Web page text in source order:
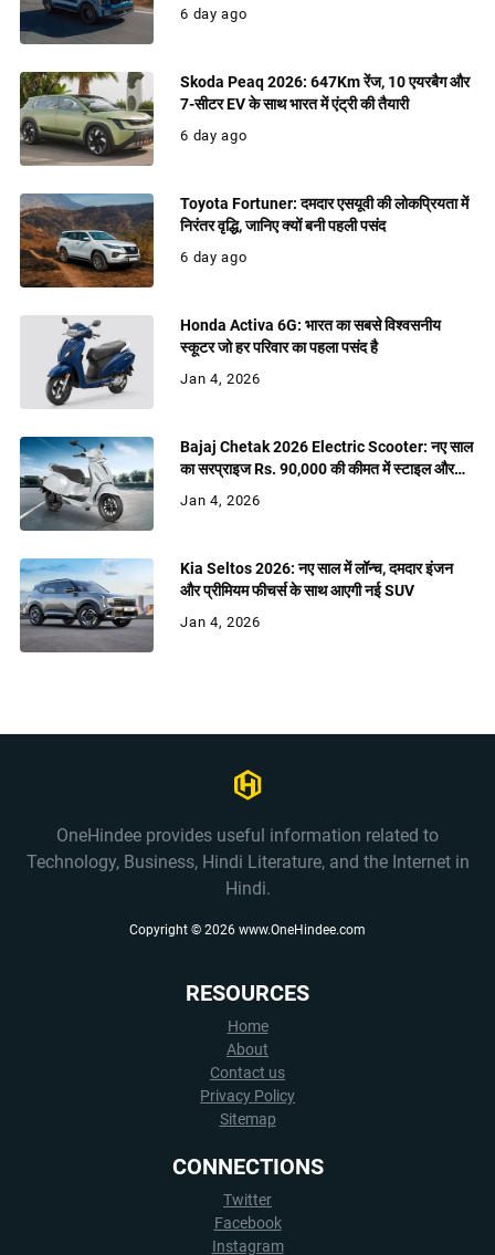
6 day ago
Skoda Peaq 2026: 647Km रेंज, 10 एयरबैग और
7-सीटर EV के साथ भारत में एंट्री की तैयारी
6 day ago
Toyota Fortuner: दमदार एसयूवी की लोकप्रियता में
निरंतर वृद्धि, जानिए क्यों बनी पहली पसंद
6 day ago
Honda Activa 6G: भारत का सबसे विश्वसनीय
स्कूटर जो हर परिवार का पहला पसंद है
Jan 4, 2026
Bajaj Chetak 2026 Electric Scooter: नए साल
का सरप्राइज Rs. 90,000 की कीमत में स्टाइल और
शक्ति
Jan 4, 2026
Kia Seltos 2026: नए साल में लॉन्च, दमदार इंजन
और प्रीमियम फीचर्स के साथ आएगी नई SUV
Jan 4, 2026
OneHindee provides useful information related to
Technology, Business, Hindi Literature, and the Internet in
Hindi.
Copyright © 2026 www.OneHindee.com
RESOURCES
Home
About
Contact us
Privacy Policy
Sitemap
CONNECTIONS
Twitter
Facebook
Instagram